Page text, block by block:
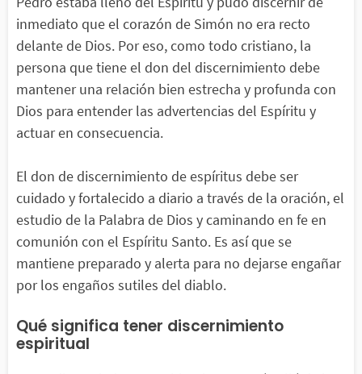
inmediato que el corazón de Simón no era recto
delante de Dios. Por eso, como todo cristiano, la
persona que tiene el don del discernimiento debe
mantener una relación bien estrecha y profunda con
Dios para entender las advertencias del Espíritu y
actuar en consecuencia.
El don de discernimiento de espíritus debe ser
cuidado y fortalecido a diario a través de la oración, el
estudio de la Palabra de Dios y caminando en fe en
comunión con el Espíritu Santo. Es así que se
mantiene preparado y alerta para no dejarse engañar
por los engaños sutiles del diablo.
Qué significa tener discernimiento
espiritual